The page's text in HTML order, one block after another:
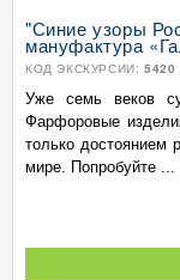
"Синие узоры
мануфактура
КОД ЭКСКУРСИИ: 5420
Уже семь веков
Фарфоровые
только достоянием
мире. Попробуйте ...